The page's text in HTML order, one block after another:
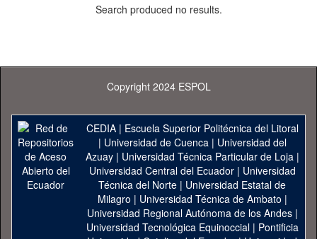
Search produced no results.
Copyright 2024 ESPOL
CEDIA| Escuela Superior Politécnica del Litoral
| Universidad de Cuenca| Universidad del
Azuay| Universidad Técnica Particular de Loja|
Universidad Central del Ecuador| Universidad
Técnica del Norte | Universidad Estatal de
Milagro | Universidad Técnica de Ambato |
Universidad Regional Autónoma de los Andes|
Universidad Tecnológica Equinoccial| Pontificia